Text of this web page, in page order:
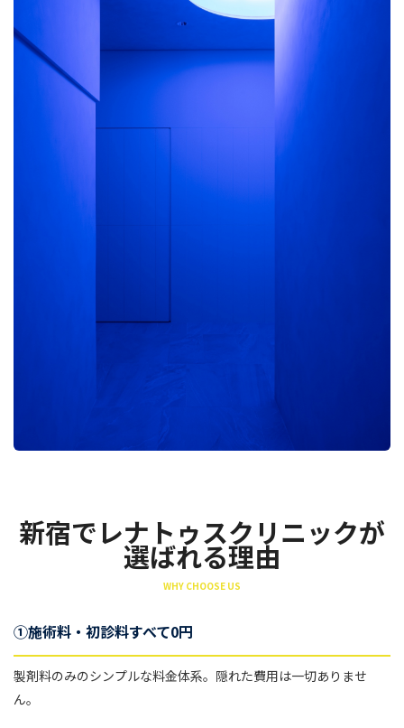
新宿でレナトゥスクリニックが
選ばれる理由
WHY CHOOSE US
①施術料・初診料すべて0円
製剤料のみのシンプルな料金体系。隠れた費用は一切ありませ
ん。